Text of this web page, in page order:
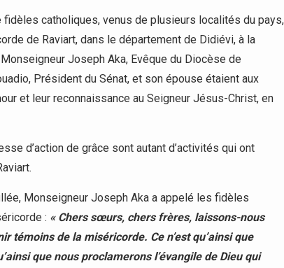
catholiques, venus de plusieurs localités du pays,
de Raviart, dans le département de Didiévi, à la
Joseph Aka, Evêque du Diocèse de
Président du Sénat, et son épouse étaient aux
et leur reconnaissance au Seigneur Jésus-Christ, en
d’action de grâce sont autant d’activités qui ont
Monseigneur Joseph Aka a appelé les fidèles
: « Chers sœurs, chers frères, laissons-nous
témoins de la miséricorde. Ce n’est qu’ainsi que
que nous proclamerons l’évangile de Dieu qui